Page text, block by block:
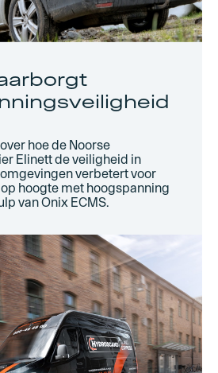
hoe de Noorse
Elinett de veiligheid in
verbetert voor
hoogte met hoogspanning
van Onix ECMS.